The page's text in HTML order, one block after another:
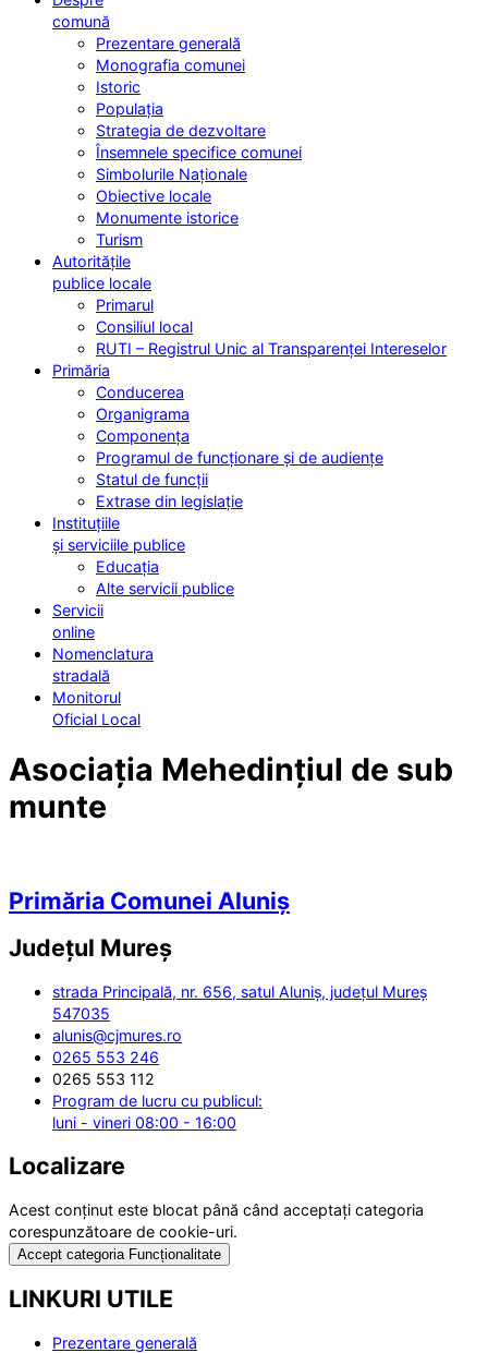
comună
Prezentare generală
Monografia comunei
Istoric
Populația
Strategia de dezvoltare
Însemnele specifice comunei
Simbolurile Naționale
Obiective locale
Monumente istorice
Turism
Autoritățile
publice locale
Primarul
Consiliul local
RUTI – Registrul Unic al Transparenței Intereselor
Primăria
Conducerea
Organigrama
Componența
Programul de funcționare și de audiențe
Statul de funcții
Extrase din legislație
Instituțiile
și serviciile publice
Educația
Alte servicii publice
Servicii
online
Nomenclatura
stradală
Monitorul
Oficial Local
Asociația Mehedințiul de sub
munte
Primăria Comunei Aluniș
Județul Mureș
strada Principală, nr. 656, satul Aluniș, județul Mureș
547035
alunis@cjmures.ro
0265 553 246
0265 553 112
Program de lucru cu publicul:
luni - vineri 08:00 - 16:00
Localizare
Acest conținut este blocat până când acceptați categoria
corespunzătoare de cookie-uri.
Accept categoria Funcționalitate
LINKURI UTILE
Prezentare generală